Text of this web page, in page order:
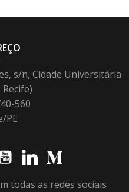
s/n, Cidade Universitária
560
PE
todas as redes sociais